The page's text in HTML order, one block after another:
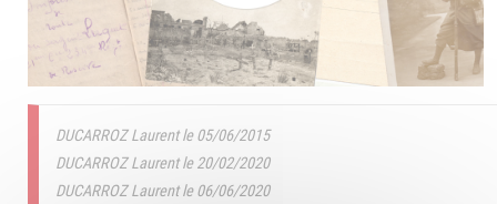
DUCARROZ Laurent le 05/06/2015
DUCARROZ Laurent le 20/02/2020
DUCARROZ Laurent le 06/06/2020